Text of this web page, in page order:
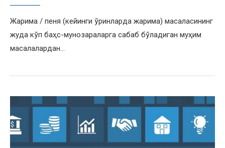
Жарима / пеня (кейинги ўринларда жарима) масаласининг
жуда кўп баҳс-мунозараларга сабаб бўладиган муҳим
масалалардан…